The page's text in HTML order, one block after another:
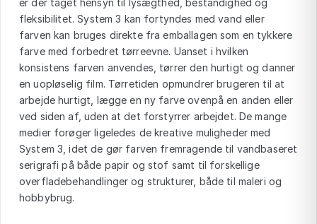
er der taget hensyn til lysægthed, bestandighed og
fleksibilitet. System 3 kan fortyndes med vand eller
farven kan bruges direkte fra emballagen som en tykkere
farve med forbedret tørreevne. Uanset i hvilken
konsistens farven anvendes, tørrer den hurtigt og danner
en uopløselig film. Tørretiden opmundrer brugeren til at
arbejde hurtigt, lægge en ny farve ovenpå en anden eller
ved siden af, uden at det forstyrrer arbejdet. De mange
medier forøger ligeledes de kreative muligheder med
System 3, idet de gør farven fremragende til vandbaseret
serigrafi på både papir og stof samt til forskellige
overfladebehandlinger og strukturer, både til maleri og
hobbybrug.